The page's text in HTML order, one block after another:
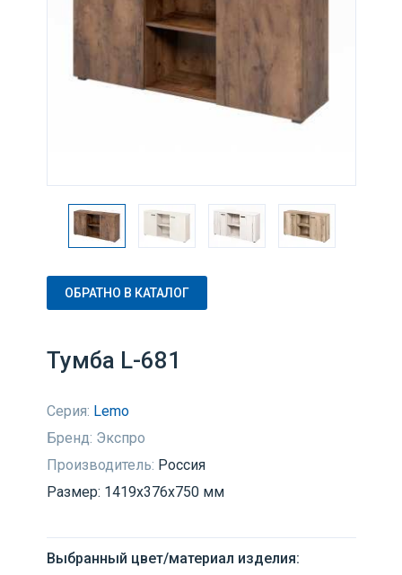
ОБРАТНО В КАТАЛОГ
Тумба L-681
Серия: Lemo
Бренд: Экспро
Производитель: Россия
Размер: 1419х376х750 мм
Выбранный цвет/материал изделия: